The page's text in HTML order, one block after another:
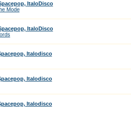
ItaloDisco
Mode
ItaloDisco
Italodisco
Italodisco
Italodisco